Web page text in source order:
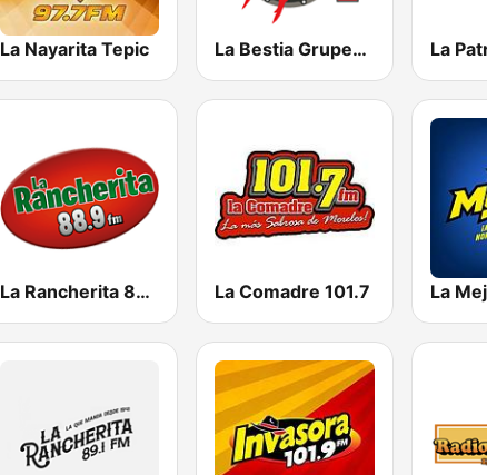
La Nayarita Tepic La Bestia Grupera 89.1 FM
La Rancherita 88.9 FM La Comadre 101.7